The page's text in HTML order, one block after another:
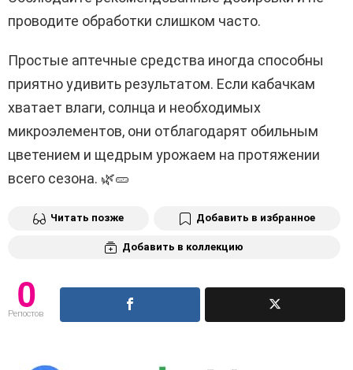
проводите обработки слишком часто.
Простые аптечные средства иногда способны
приятно удивить результатом. Если кабачкам
хватает влаги, солнца и необходимых
микроэлементов, они отблагодарят обильным
цветением и щедрым урожаем на протяжении
всего сезона. 🌿🥒
Читать позже Добавить в избранное
Добавить в коллекцию
0
Репостов